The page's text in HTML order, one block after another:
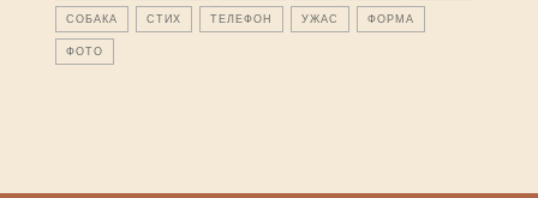
СОБАКА СТИХ ТЕЛЕФОН УЖАС ФОРМА
ФОТО